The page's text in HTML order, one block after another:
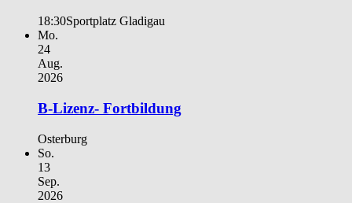
18:30Sportplatz Gladigau
Mo.
24
Aug.
2026
B-Lizenz- Fortbildung
Osterburg
So.
13
Sep.
2026